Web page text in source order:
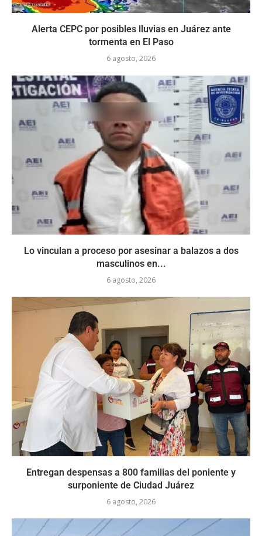
Alerta CEPC por posibles lluvias en Juárez ante
tormenta en El Paso
6 agosto, 2026
Lo vinculan a proceso por asesinar a balazos a dos
masculinos en...
6 agosto, 2026
Entregan despensas a 800 familias del poniente y
surponiente de Ciudad Juárez
6 agosto, 2026